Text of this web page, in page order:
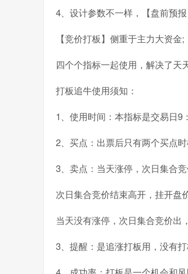
4、设计参数不一样，【盘前预
【竞价打板】侧重于主力大资金
四个个指标一起使用，解决了天
打板追牛使用须知：
1、使用时间：本指标是交易日9
2、买点：出票后只有两个买点
3、卖点：当天涨停，次日集合
次日集合竞价结束高开，挂开盘
当天没有涨停，次日集合竞价出
3、提醒：是追涨打板用，没有